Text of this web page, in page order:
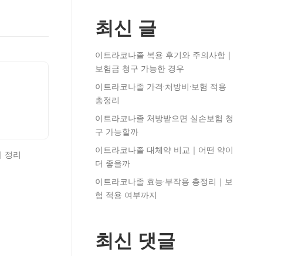
최신 글
이트라코나졸 복용 후기와 주의사항｜
보험금 청구 가능한 경우
이트라코나졸 가격·처방비·보험 적용
총정리
이트라코나졸 처방받으면 실손보험 청
구 가능할까
이트라코나졸 대체약 비교｜어떤 약이
더 좋을까
이트라코나졸 효능·부작용 총정리｜보
험 적용 여부까지
최신 댓글